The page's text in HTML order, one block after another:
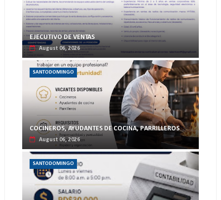
EJECUTIVO DE VENTAS
August 06, 2026
SANTODOMINGO
COCINEROS, AYUDANTES DE COCINA, PARRILLEROS
August 06, 2026
SANTODOMINGO